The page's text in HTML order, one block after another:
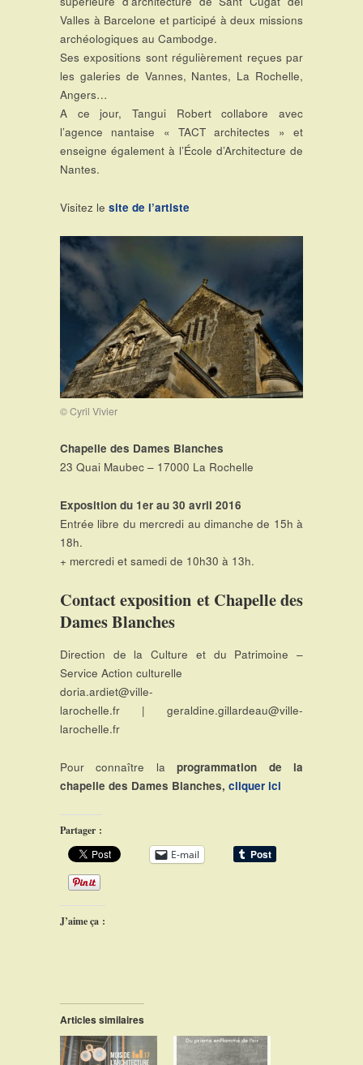
Valles à Barcelone et participé à deux missions
archéologiques au Cambodge.
Ses expositions sont régulièrement reçues par
les galeries de Vannes, Nantes, La Rochelle,
Angers…
A ce jour, Tangui Robert collabore avec
l’agence nantaise « TACT architectes » et
enseigne également à l’École d’Architecture de
Nantes.
Visitez le site de l’artiste
© Cyril Vivier
Chapelle des Dames Blanches
23 Quai Maubec – 17000 La Rochelle
Exposition du 1er au 30 avril 2016
Entrée libre du mercredi au dimanche de 15h à
18h.
+ mercredi et samedi de 10h30 à 13h.
Contact exposition et Chapelle des
Dames Blanches
Direction de la Culture et du Patrimoine –
Service Action culturelle
doria.ardiet@ville-
larochelle.fr | geraldine.gillardeau@ville-
larochelle.fr
Pour connaître laprogrammation de la
chapelle des Dames Blanches, cliquer ici
Partager :
E-mail
J’aime ça :
Articles similaires